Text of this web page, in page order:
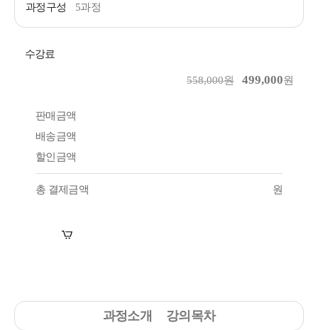
과정구성
5과정
수강료
558,000원 499,000원
판매금액
배송금액
할인금액
총 결제금액 원
과정소개 강의목차